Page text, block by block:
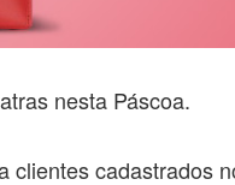
nesta Páscoa.
clientes cadastrados